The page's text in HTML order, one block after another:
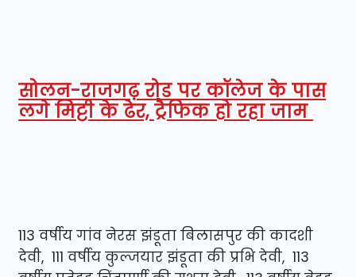
सोलन-राजगढ़ रोड पर कॉलेज के पास
लगे मिट्टी के ढेर, ट्रैफिक हो रहा जाम
113 वर्षीय गांव नेरस झंडूता बिलासपुर की कादशी
देवी, 111 वर्षीय कुल्जयार झंडूता की प्रभि देवी, 113